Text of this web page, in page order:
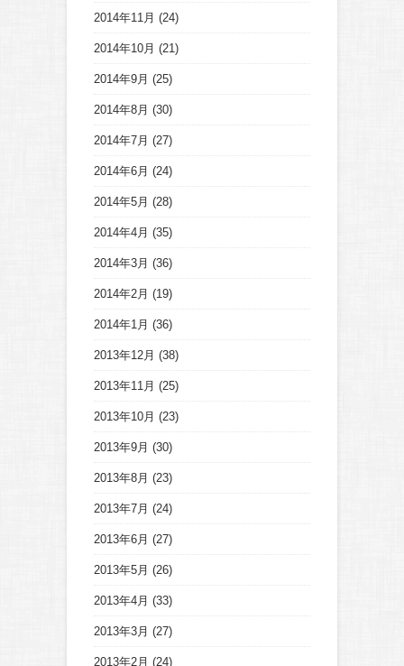
2014年11月 (24)
2014年10月 (21)
2014年9月 (25)
2014年8月 (30)
2014年7月 (27)
2014年6月 (24)
2014年5月 (28)
2014年4月 (35)
2014年3月 (36)
2014年2月 (19)
2014年1月 (36)
2013年12月 (38)
2013年11月 (25)
2013年10月 (23)
2013年9月 (30)
2013年8月 (23)
2013年7月 (24)
2013年6月 (27)
2013年5月 (26)
2013年4月 (33)
2013年3月 (27)
2013年2月 (24)